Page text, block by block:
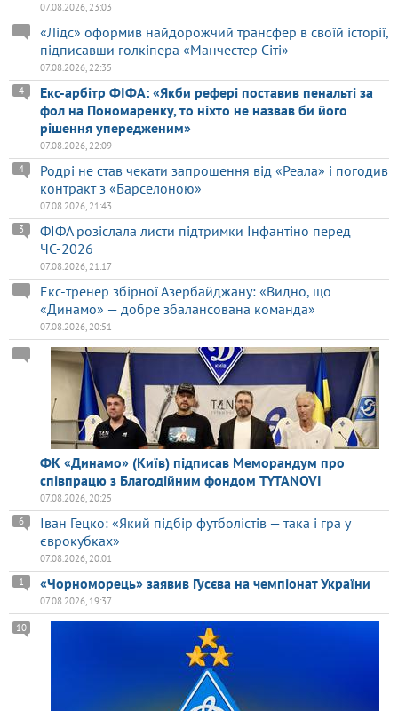
07.08.2026, 23:03
«Лідс» оформив найдорожчий трансфер в своїй історії,
підписавши голкіпера «Манчестер Сіті»
07.08.2026, 22:35
Екс-арбітр ФІФА: «Якби рефері поставив пенальті за
фол на Пономаренку, то ніхто не назвав би його
рішення упередженим»
4
07.08.2026, 22:09
Родрі не став чекати запрошення від «Реала» і погодив
контракт з «Барселоною»
4
07.08.2026, 21:43
ФІФА розіслала листи підтримки Інфантіно перед
ЧС-2026
3
07.08.2026, 21:17
Екс-тренер збірної Азербайджану: «Видно, що
«Динамо» — добре збалансована команда»
07.08.2026, 20:51
ФК «Динамо» (Київ) підписав Меморандум про
співпрацю з Благодійним фондом TYTANOVI
07.08.2026, 20:25
Іван Гецко: «Який підбір футболістів — така і гра у
єврокубках»
6
07.08.2026, 20:01
«Чорноморець» заявив Гусєва на чемпіонат України
1
07.08.2026, 19:37
10